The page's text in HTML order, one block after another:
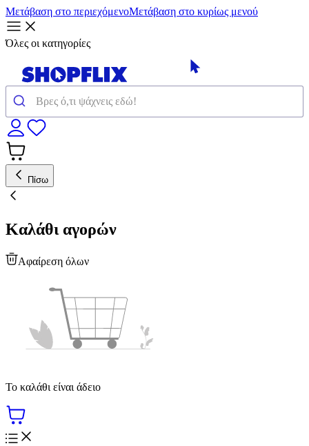
Μετάβαση στο περιεχόμενοΜετάβαση στο κυρίως μενού
Όλες οι κατηγορίες
Πίσω
Καλάθι αγορών
Αφαίρεση όλων
Το καλάθι είναι άδειο